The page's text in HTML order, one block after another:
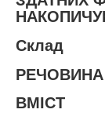
Склад
РЕЧОВИНА
ВМІСТ